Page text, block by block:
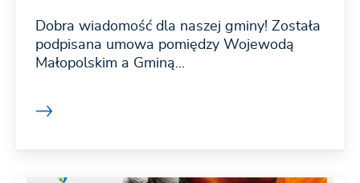
Dobra wiadomość dla naszej gminy! Została
podpisana umowa pomiędzy Wojewodą
Małopolskim a Gminą...